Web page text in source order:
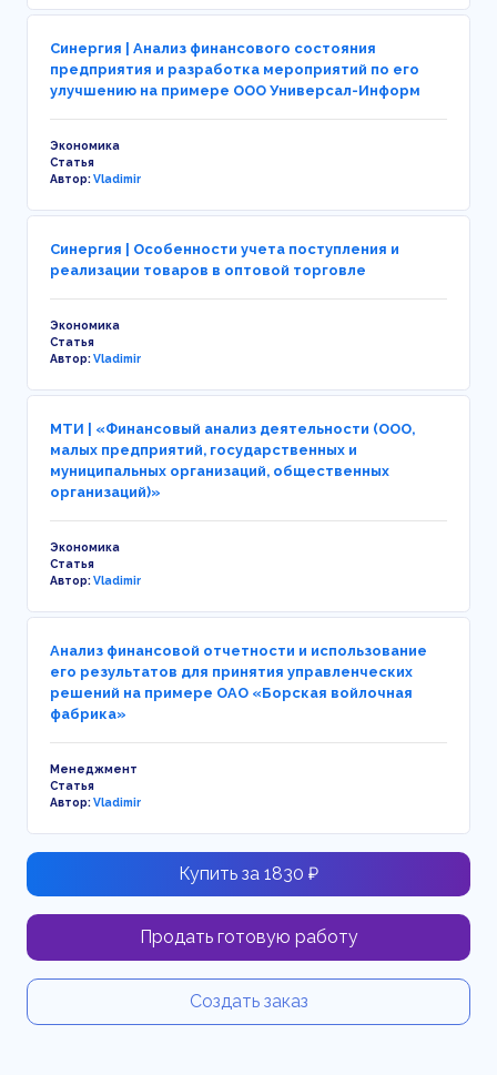
Синергия | Анализ финансового состояния
предприятия и разработка мероприятий по его
улучшению на примере ООО Универсал-Информ
Экономика
Статья
Автор:Vladimir
Синергия | Особенности учета поступления и
реализации товаров в оптовой торговле
Экономика
Статья
Автор:Vladimir
МТИ | «Финансовый анализ деятельности (ООО,
малых предприятий, государственных и
муниципальных организаций, общественных
организаций)»
Экономика
Статья
Автор:Vladimir
Анализ финансовой отчетности и использование
его результатов для принятия управленческих
решений на примере ОАО «Борская войлочная
фабрика»
Менеджмент
Статья
Автор:Vladimir
Купить за 1830 ₽
Продать готовую работу
Создать заказ